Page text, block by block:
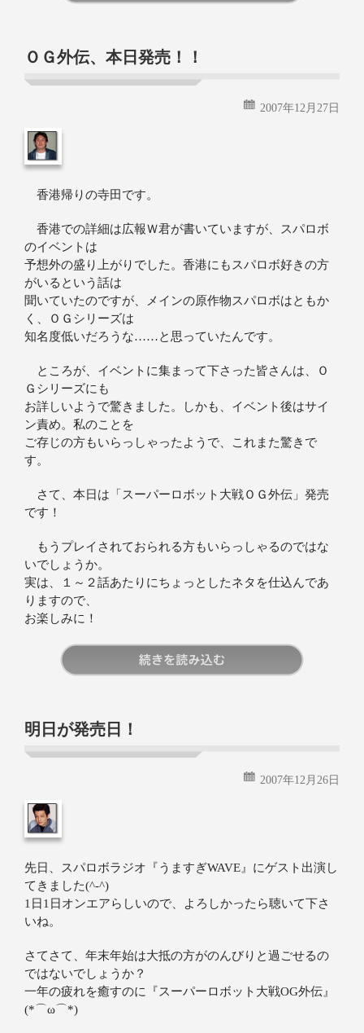
ＯＧ外伝、本日発売！！
2007年12月27日
香港帰りの寺田です。
香港での詳細は広報Ｗ君が書いていますが、スパロボ
のイベントは
予想外の盛り上がりでした。香港にもスパロボ好きの方
がいるという話は
聞いていたのですが、メインの原作物スパロボはともか
く、ＯＧシリーズは
知名度低いだろうな……と思っていたんです。
ところが、イベントに集まって下さった皆さんは、Ｏ
Ｇシリーズにも
お詳しいようで驚きました。しかも、イベント後はサイ
ン責め。私のことを
ご存じの方もいらっしゃったようで、これまた驚きで
す。
さて、本日は「スーパーロボット大戦ＯＧ外伝」発売
です！
もうプレイされておられる方もいらっしゃるのではな
いでしょうか。
実は、１～２話あたりにちょっとしたネタを仕込んであ
りますので、
お楽しみに！
明日が発売日！
2007年12月26日
先日、スパロボラジオ『うますぎWAVE』にゲスト出演し
てきました(^-^)
1日1日オンエアらしいので、よろしかったら聴いて下さ
いね。
さてさて、年末年始は大抵の方がのんびりと過ごせるの
ではないでしょうか？
一年の疲れを癒すのに『スーパーロボット大戦OG外伝』
(*⌒ω⌒*)